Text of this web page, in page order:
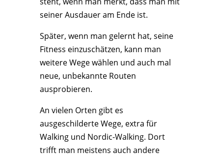
seiner Ausdauer am Ende ist.
Später, wenn man gelernt hat, seine
Fitness einzuschätzen, kann man
weitere Wege wählen und auch mal
neue, unbekannte Routen
ausprobieren.
An vielen Orten gibt es
ausgeschilderte Wege, extra für
Walking und Nordic-Walking. Dort
trifft man meistens auch andere